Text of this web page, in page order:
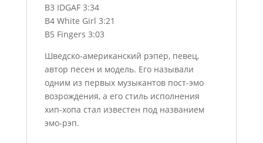
B3 IDGAF 3:34
B4 White Girl 3:21
B5 Fingers 3:03
Шведско-американский рэпер, певец,
автор песен и модель. Его называли
одним из первых музыкантов пост-эмо
возрождения, а его стиль исполнения
хип-хопа стал известен под названием
эмо-рэп.